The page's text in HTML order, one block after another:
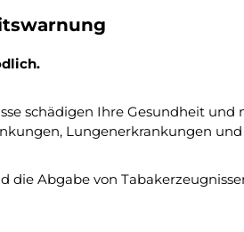
schädigen Ihre Gesundheit
Lungenerkrankungen und
die Abgabe von